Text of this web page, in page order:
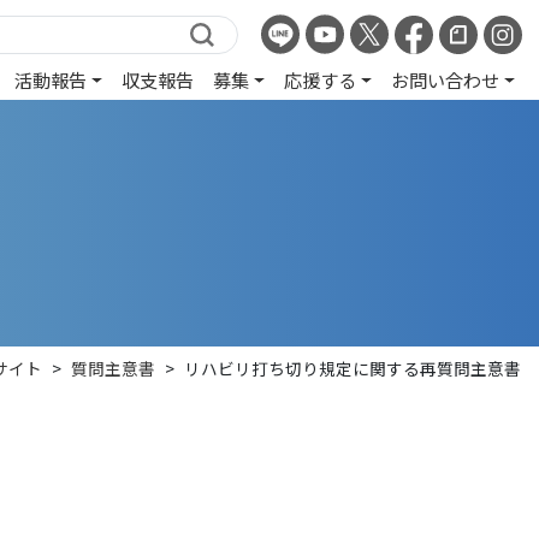
活動報告 収支報告 募集 応援する お問い合わせ
イト > 質問主意書 > リハビリ打ち切り規定に関する再質問主意書